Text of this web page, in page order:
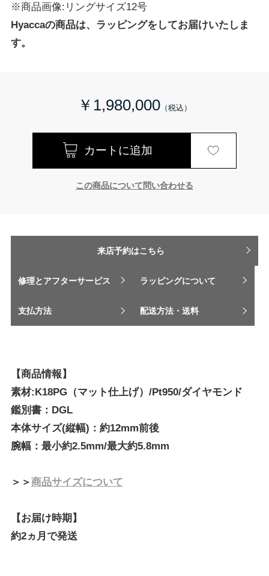
※商品画像:リングサイズ12号
Hyaccaの商品は、ラッピングをしてお届けいたしま
す。
￥1,980,000
この商品について問い合わせる
来店予約はこちら
修理とアフターサービス ラッピングについて
支払方法 配送方法・送料
【商品情報】
素材:K18PG（マット仕上げ）/Pt950/ダイヤモンド
鑑別書：DGL
本体サイズ(縦幅)：約12mm前後
腕幅：最小約2.5mm/最大約5.8mm
＞＞商品サイズについて
【お届け時期】
約2ヵ月で発送